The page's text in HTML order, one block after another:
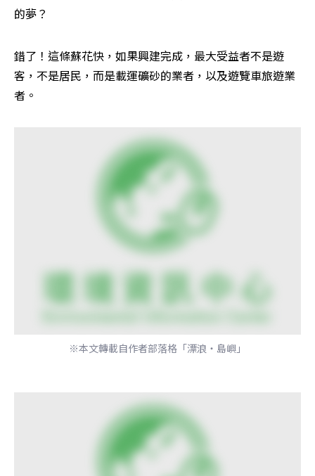
的夢？
錯了！這條蘇花快，如果興建完成，最大受益者不是遊
客，不是居民，而是載運礦砂的業者，以及遊覽車旅遊業
者。
※本文轉載自作者部落格「漂浪‧島嶼」